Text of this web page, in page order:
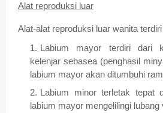
Alat reproduksi luar
Alat-alat reproduksi luar wanita
Labium mayor terdiri dari
kelenjar sebasea (penghasil
labium mayor akan ditumbuhi
Labium minor terletak tepat
labium mayor mengelilingi